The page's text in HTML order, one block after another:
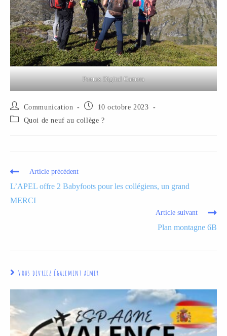
Pentax Digital Camera
Communication
10 octobre 2023
Quoi de neuf au collège ?
Article précédent
L’APEL offre 2 Babyfoots pour les collégiens, un grand
MERCI
Article suivant
Plan montagne 6B
Vous devriez également aimer